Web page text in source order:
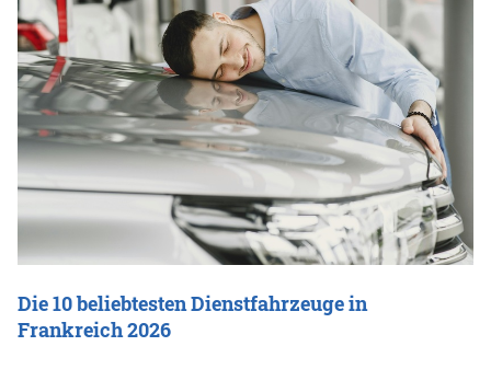
Die 10 beliebtesten Dienstfahrzeuge in
Frankreich 2026